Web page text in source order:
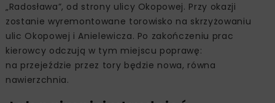
„Radosława”, od strony ulicy Okopowej. Przy okazji
zostanie wyremontowane torowisko na skrzyżowaniu
ulic Okopowej i Anielewicza. Po zakończeniu prac
kierowcy odczują w tym miejscu poprawę:
na przejeździe przez tory będzie nowa, równa
nawierzchnia.